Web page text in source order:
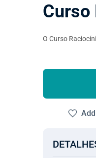
Curso
O Curso